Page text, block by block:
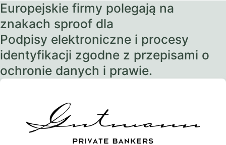
Europejskie firmy polegają na
znakach sproof dla
Podpisy elektroniczne i procesy
identyfikacji zgodne z przepisami o
ochronie danych i prawie.